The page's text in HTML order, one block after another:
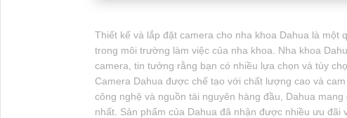
Thiết kế và lắp đặt camera cho nha khoa Dahua là
trong môi trường làm việc của nha khoa. Nha khoa
camera, tin tưởng rằng bạn có nhiều lựa chọn và tùy
Camera Dahua được chế tạo với chất lượng cao và
công nghệ và nguồn tài nguyên hàng đầu, Dahua
nhất. Sản phẩm của Dahua đã nhận được nhiều ưu